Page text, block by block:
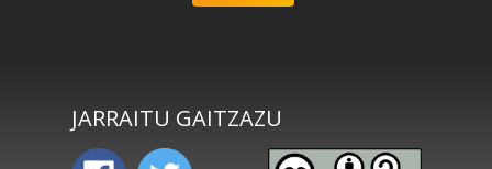
JARRAITU GAITZAZU